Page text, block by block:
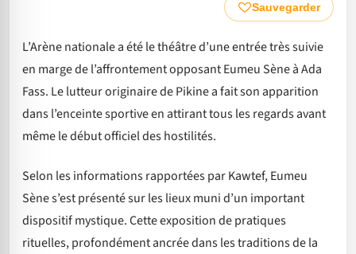
Sauvegarder
L’Arène nationale a été le théâtre d’une entrée très suivie
en marge de l’affrontement opposant Eumeu Sène à Ada
Fass. Le lutteur originaire de Pikine a fait son apparition
dans l’enceinte sportive en attirant tous les regards avant
même le début officiel des hostilités.
Selon les informations rapportées par Kawtef, Eumeu
Sène s’est présenté sur les lieux muni d’un important
dispositif mystique. Cette exposition de pratiques
rituelles, profondément ancrée dans les traditions de la